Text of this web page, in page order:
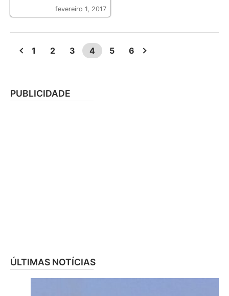
fevereiro 1, 2017
1 2 3 4 5 6
PUBLICIDADE
ÚLTIMAS NOTÍCIAS